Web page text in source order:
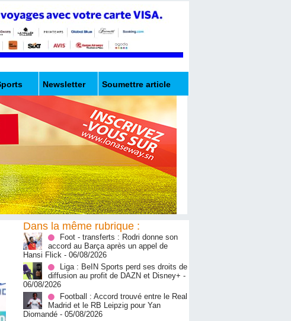
Newsletter Soumettre article
Dans la même rubrique :
Foot - transferts : Rodri donne son
accord au Barça après un appel de
Hansi Flick - 06/08/2026
Liga : BeIN Sports perd ses droits de
diffusion au profit de DAZN et Disney+ -
06/08/2026
Football : Accord trouvé entre le Real
Madrid et le RB Leipzig pour Yan
Diomandé - 05/08/2026